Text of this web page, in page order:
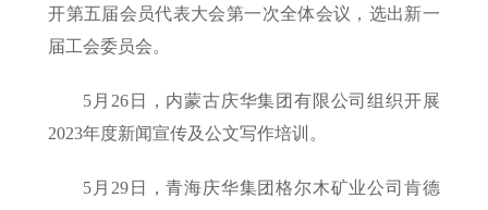
开第五届会员代表大会第一次全体会议，选出新一
届工会委员会。
5月26日，内蒙古庆华集团有限公司组织开展
2023年度新闻宣传及公文写作培训。
5月29日，青海庆华集团格尔木矿业公司肯德